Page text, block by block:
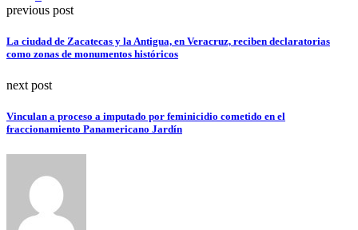
previous post
La ciudad de Zacatecas y la Antigua, en Veracruz, reciben declaratorias
como zonas de monumentos históricos
next post
Vinculan a proceso a imputado por feminicidio cometido en el
fraccionamiento Panamericano Jardín